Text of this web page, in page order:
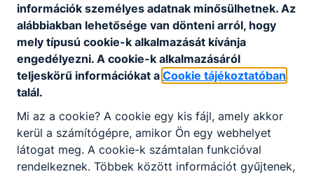
Interaktív vizsga linkje
Partnereink
információk személyes adatnak minősülhetnek. Az
alábbiakban lehetősége van dönteni arról, hogy
mely típusú cookie-k alkalmazását kívánja
engedélyezni. A cookie-k alkalmazásáról
teljeskörű információkat a Cookie tájékoztatóban
talál.
Mi az a cookie? A cookie egy kis fájl, amely akkor
kerül a számítógépre, amikor Ön egy webhelyet
látogat meg. A cookie-k számtalan funkcióval
rendelkeznek. Többek között információt gyűjtenek,